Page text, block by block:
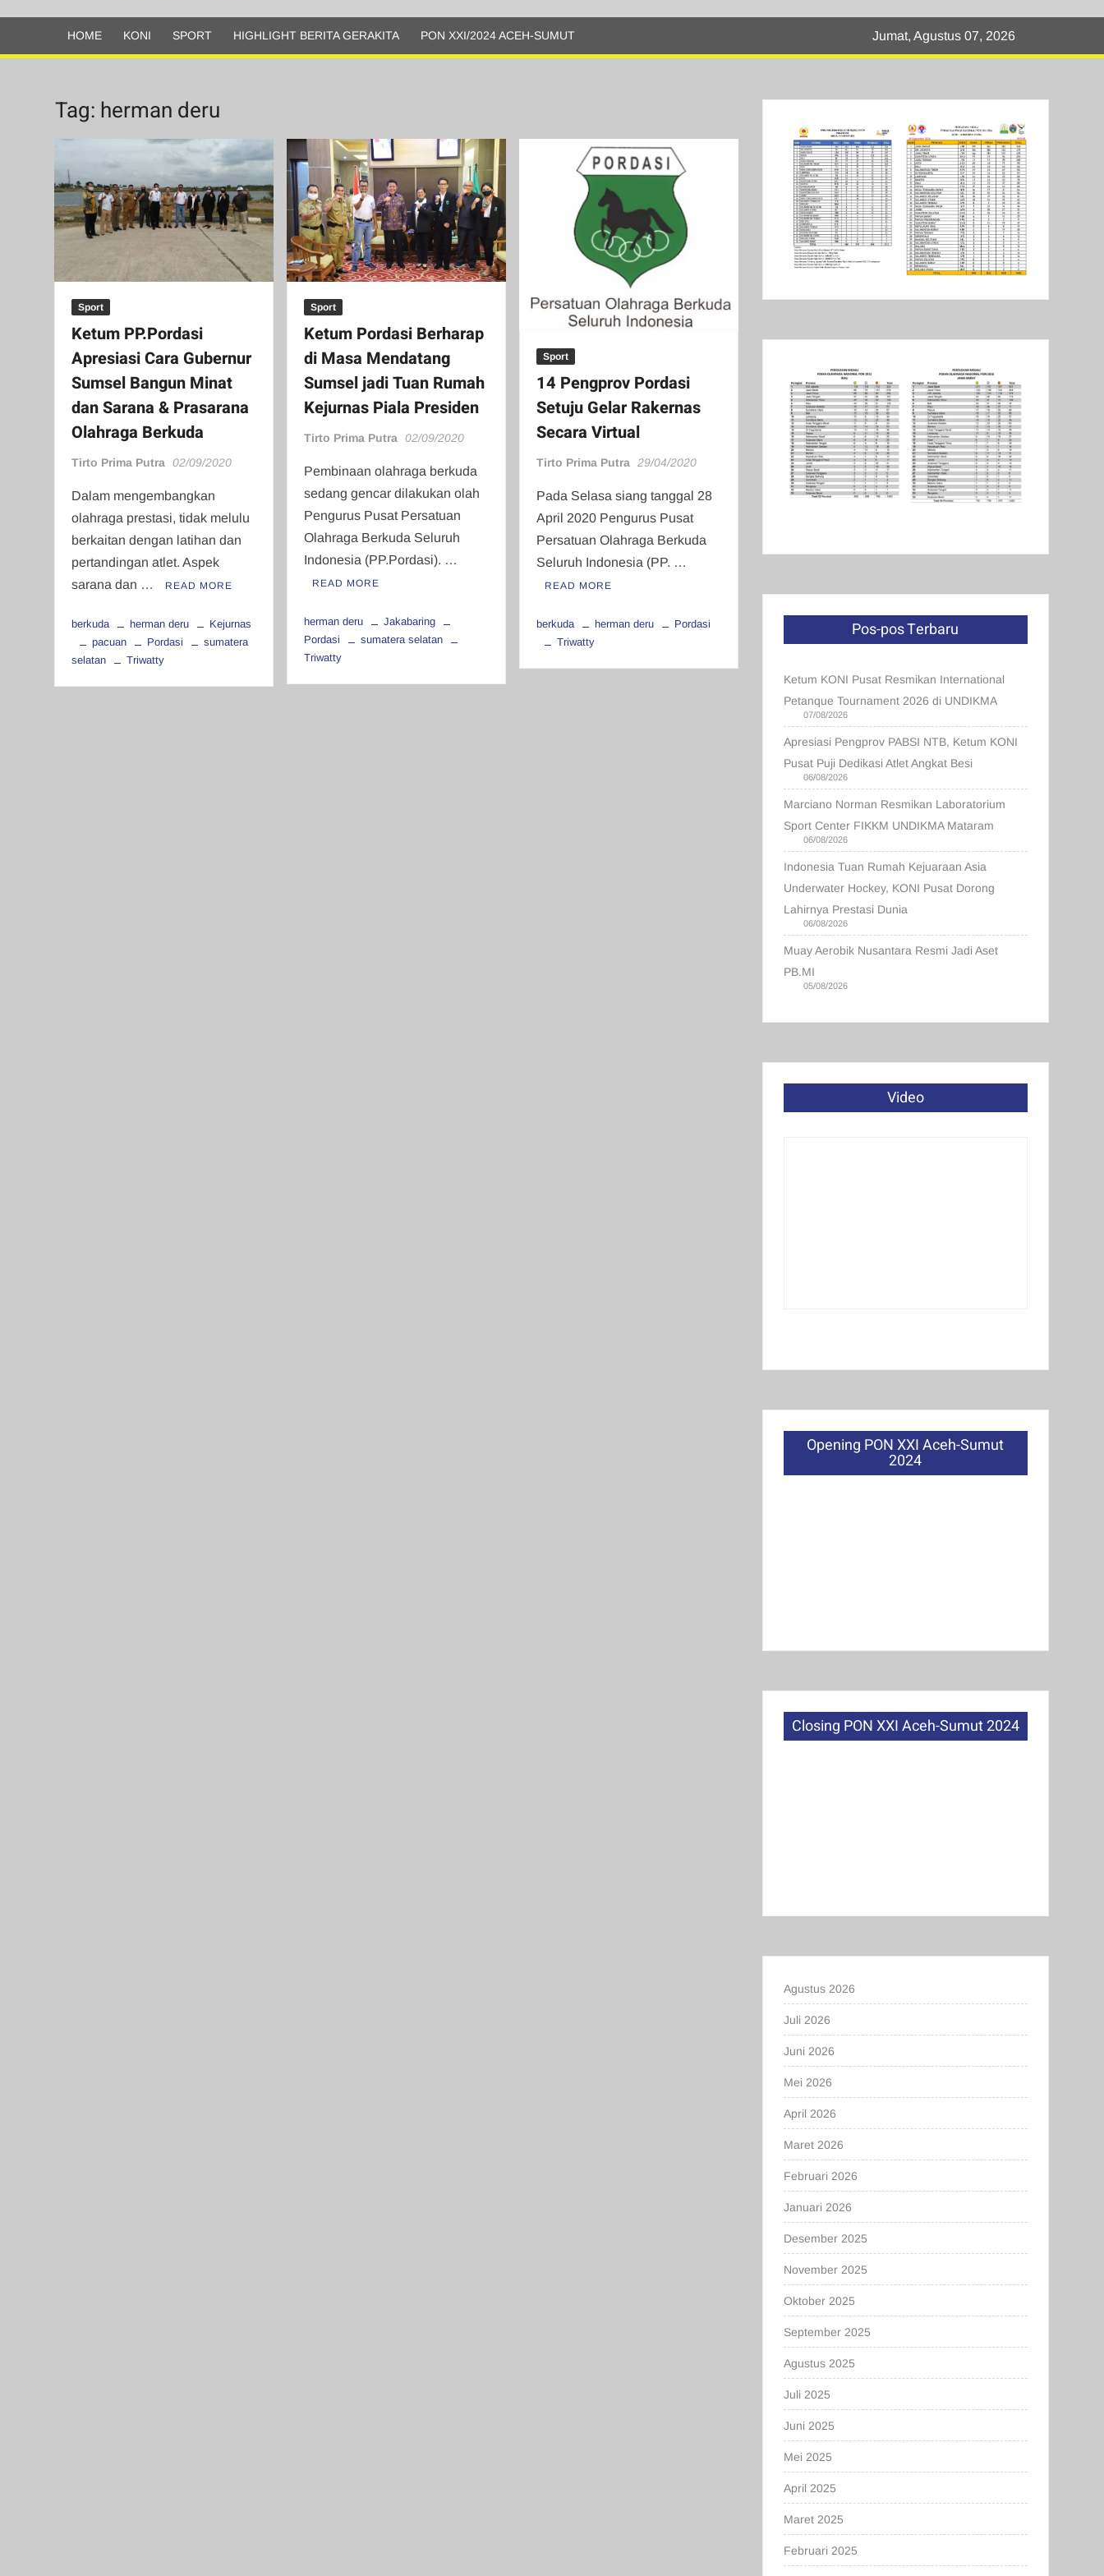
Olahraga
HOME KONI SPORT HIGHLIGHT BERITA GERAKITA PON XXI/2024 ACEH-SUMUT Jumat, Agustus 07, 2026
Tag: herman deru
Sport
Ketum PP.Pordasi
Apresiasi Cara Gubernur
Sumsel Bangun Minat
dan Sarana & Prasarana
Olahraga Berkuda
Tirto Prima Putra 02/09/2020
Dalam mengembangkan
olahraga prestasi, tidak melulu
berkaitan dengan latihan dan
pertandingan atlet. Aspek
sarana dan …
READ MORE
berkuda herman deru
Kejurnas
pacuan
Pordasi
sumatera
selatan
Triwatty
Sport
Ketum Pordasi Berharap
di Masa Mendatang
Sumsel jadi Tuan Rumah
Kejurnas Piala Presiden
Tirto Prima Putra 02/09/2020
Pembinaan olahraga berkuda
sedang gencar dilakukan olah
Pengurus Pusat Persatuan
Olahraga Berkuda Seluruh
Indonesia (PP.Pordasi). …
READ MORE
herman deru
Jakabaring
Pordasi
sumatera selatan
Triwatty
Sport
14 Pengprov Pordasi
Setuju Gelar Rakernas
Secara Virtual
Tirto Prima Putra 29/04/2020
Pada Selasa siang tanggal 28
April 2020 Pengurus Pusat
Persatuan Olahraga Berkuda
Seluruh Indonesia (PP. …
READ MORE
berkuda herman deru
Pordasi
Triwatty
Pos-pos Terbaru
Ketum KONI Pusat Resmikan International
Petanque Tournament 2026 di UNDIKMA
07/08/2026
Apresiasi Pengprov PABSI NTB, Ketum KONI
Pusat Puji Dedikasi Atlet Angkat Besi
06/08/2026
Marciano Norman Resmikan Laboratorium
Sport Center FIKKM UNDIKMA Mataram
06/08/2026
Indonesia Tuan Rumah Kejuaraan Asia
Underwater Hockey, KONI Pusat Dorong
Lahirnya Prestasi Dunia
06/08/2026
Muay Aerobik Nusantara Resmi Jadi Aset
PB.MI
05/08/2026
Video
Opening PON XXI Aceh-Sumut
2024
Closing PON XXI Aceh-Sumut 2024
Agustus 2026
Juli 2026
Juni 2026
Mei 2026
April 2026
Maret 2026
Februari 2026
Januari 2026
Desember 2025
November 2025
Oktober 2025
September 2025
Agustus 2025
Juli 2025
Juni 2025
Mei 2025
April 2025
Maret 2025
Februari 2025